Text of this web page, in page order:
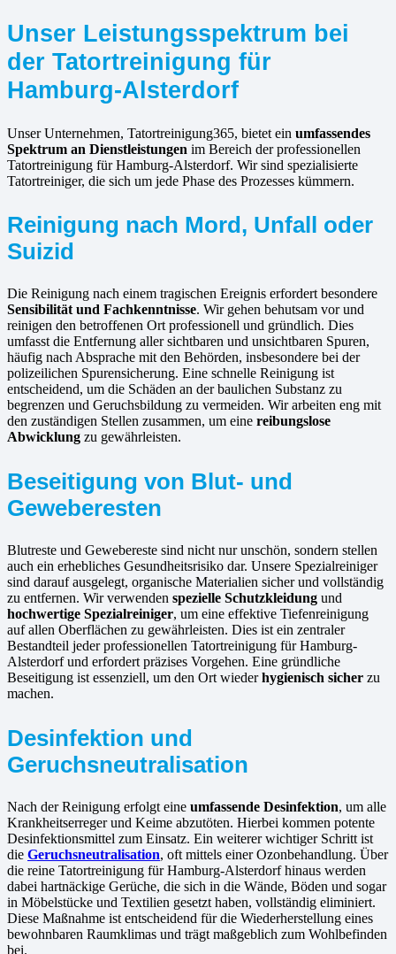
Unser Leistungsspektrum bei
der Tatortreinigung für
Hamburg-Alsterdorf
Unser Unternehmen, Tatortreinigung365, bietet ein umfassendes
Spektrum an Dienstleistungen im Bereich der professionellen
Tatortreinigung für Hamburg-Alsterdorf. Wir sind spezialisierte
Tatortreiniger, die sich um jede Phase des Prozesses kümmern.
Reinigung nach Mord, Unfall oder
Suizid
Die Reinigung nach einem tragischen Ereignis erfordert besondere
Sensibilität und Fachkenntnisse. Wir gehen behutsam vor und
reinigen den betroffenen Ort professionell und gründlich. Dies
umfasst die Entfernung aller sichtbaren und unsichtbaren Spuren,
häufig nach Absprache mit den Behörden, insbesondere bei der
polizeilichen Spurensicherung. Eine schnelle Reinigung ist
entscheidend, um die Schäden an der baulichen Substanz zu
begrenzen und Geruchsbildung zu vermeiden. Wir arbeiten eng mit
den zuständigen Stellen zusammen, um eine reibungslose
Abwicklung zu gewährleisten.
Beseitigung von Blut- und
Geweberesten
Blutreste und Gewebereste sind nicht nur unschön, sondern stellen
auch ein erhebliches Gesundheitsrisiko dar. Unsere Spezialreiniger
sind darauf ausgelegt, organische Materialien sicher und vollständig
zu entfernen. Wir verwenden spezielle Schutzkleidung und
hochwertige Spezialreiniger, um eine effektive Tiefenreinigung
auf allen Oberflächen zu gewährleisten. Dies ist ein zentraler
Bestandteil jeder professionellen Tatortreinigung für Hamburg-
Alsterdorf und erfordert präzises Vorgehen. Eine gründliche
Beseitigung ist essenziell, um den Ort wiederhygienisch sicher zu
machen.
Desinfektion und
Geruchsneutralisation
Nach der Reinigung erfolgt eine umfassende Desinfektion, um alle
Krankheitserreger und Keime abzutöten. Hierbei kommen potente
Desinfektionsmittel zum Einsatz. Ein weiterer wichtiger Schritt ist
die Geruchsneutralisation, oft mittels einer Ozonbehandlung. Über
die reine Tatortreinigung für Hamburg-Alsterdorf hinaus werden
dabei hartnäckige Gerüche, die sich in die Wände, Böden und sogar
in Möbelstücke und Textilien gesetzt haben, vollständig eliminiert.
Diese Maßnahme ist entscheidend für die Wiederherstellung eines
bewohnbaren Raumklimas und trägt maßgeblich zum Wohlbefinden
bei.